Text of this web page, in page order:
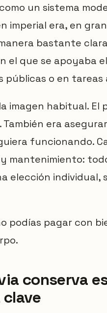
un sistema
imperial era, en
bastante
el que se apoyaba
públicas o en tareas
imagen habitual.
era
funcionando.
elección individual,
podías pagar con
conserva